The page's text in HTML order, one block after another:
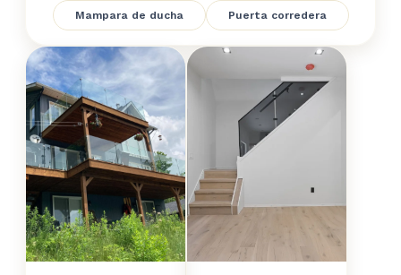
Mampara de ducha Puerta corredera